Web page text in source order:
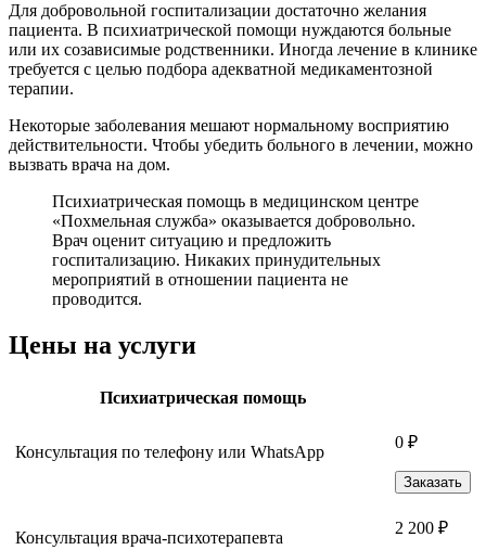
Для добровольной госпитализации достаточно желания
пациента. В психиатрической помощи нуждаются больные
или их созависимые родственники. Иногда лечение в клинике
требуется с целью подбора адекватной медикаментозной
терапии.
Некоторые заболевания мешают нормальному восприятию
действительности. Чтобы убедить больного в лечении, можно
вызвать врача на дом.
Психиатрическая помощь в медицинском центре
«Похмельная служба» оказывается добровольно.
Врач оценит ситуацию и предложить
госпитализацию. Никаких принудительных
мероприятий в отношении пациента не
проводится.
Цены на услуги
Психиатрическая помощь
Консультация по телефону или WhatsApp
0 ₽
Заказать
Консультация врача-психотерапевта
2 200 ₽